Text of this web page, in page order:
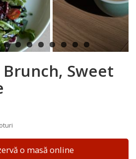
Next
Sweet
o masă online